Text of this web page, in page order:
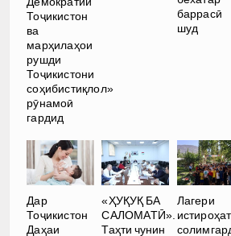
Тоҷикистон
ва
марҳилаҳои
рушди
Тоҷикистони
соҳибистиқлол»
рӯнамоӣ
гардид
баррасӣ
шуд
Дар
Тоҷикистон
Даҳаи
«ҲУҚУҚ БА
САЛОМАТӢ».
Таҳти чунин
Лагери